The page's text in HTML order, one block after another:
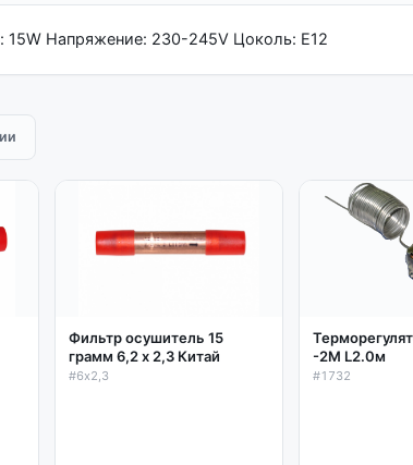
Напряжение: 230-245V Цоколь: Е12
Фильтр осушитель 15
грамм 6,2 х 2,3 Китай
#6х2,3
-2М L2.0м
#1732